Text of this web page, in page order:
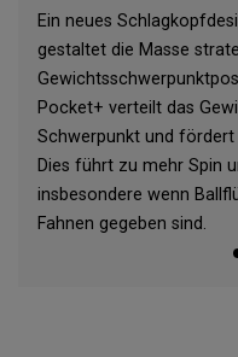
Ein neues
gestaltet die Masse
Pocket+ verteilt das
Schwerpunkt und fördert
Dies führt zu mehr Spin
insbesondere wenn
Fahnen gegeben sind.